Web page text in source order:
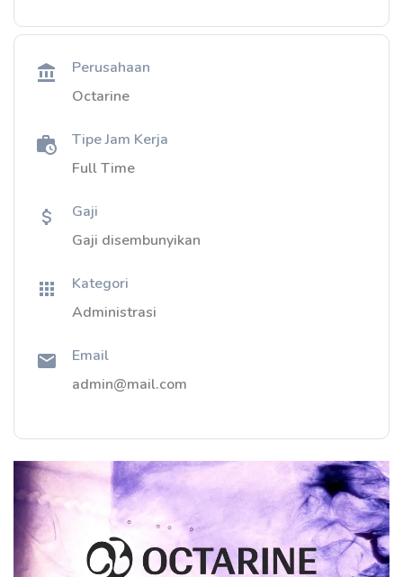
Perusahaan
Octarine
Tipe Jam Kerja
Full Time
Gaji
Gaji disembunyikan
Kategori
Administrasi
Email
admin@mail.com